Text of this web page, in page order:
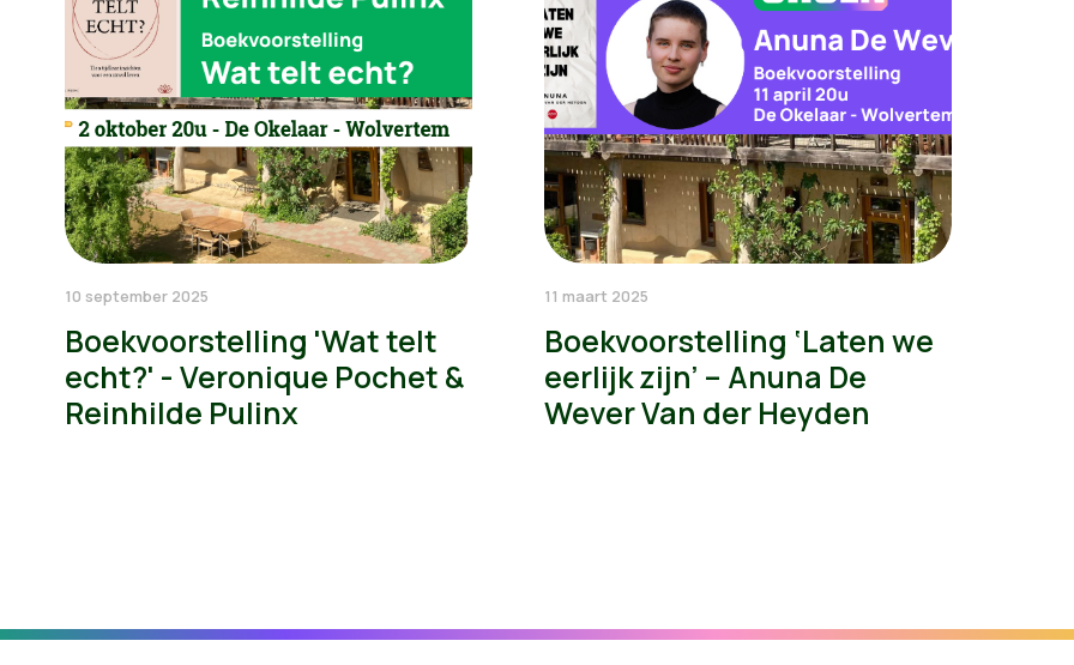
10 september 2025
Boekvoorstelling 'Wat telt
echt?' - Veronique Pochet &
Reinhilde Pulinx
11 maart 2025
Boekvoorstelling ‘Laten we
eerlijk zijn’ – Anuna De
Wever Van der Heyden